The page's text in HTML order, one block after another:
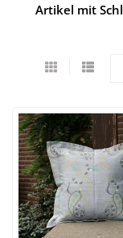
Artikel mit